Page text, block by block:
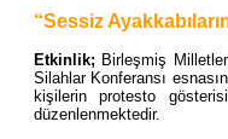
“Sessiz
Etkinlik; Birleşmiş
Silahlar Konferansı
kişilerin protesto
düzenlenmektedir.